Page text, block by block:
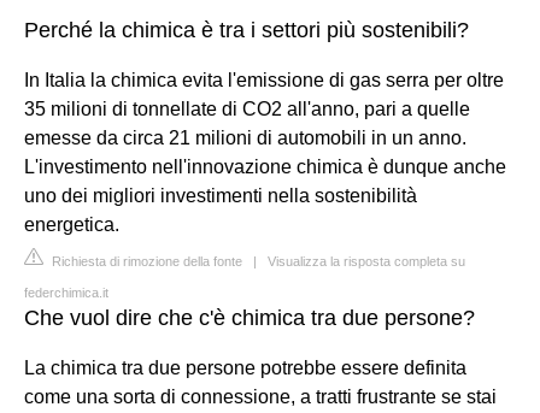
Perché la chimica è tra i settori più sostenibili?
In Italia la chimica evita l'emissione di gas serra per oltre
35 milioni di tonnellate di CO2 all'anno, pari a quelle
emesse da circa 21 milioni di automobili in un anno.
L'investimento nell'innovazione chimica è dunque anche
uno dei migliori investimenti nella sostenibilità
energetica.
Richiesta di rimozione della fonte | Visualizza la risposta completa su
federchimica.it
Che vuol dire che c'è chimica tra due persone?
La chimica tra due persone potrebbe essere definita
come una sorta di connessione, a tratti frustrante se stai